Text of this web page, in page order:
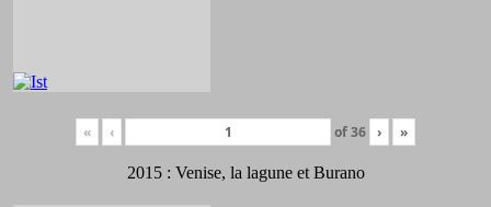
« ‹ of36 › »
2015 : Venise, la lagune et Burano